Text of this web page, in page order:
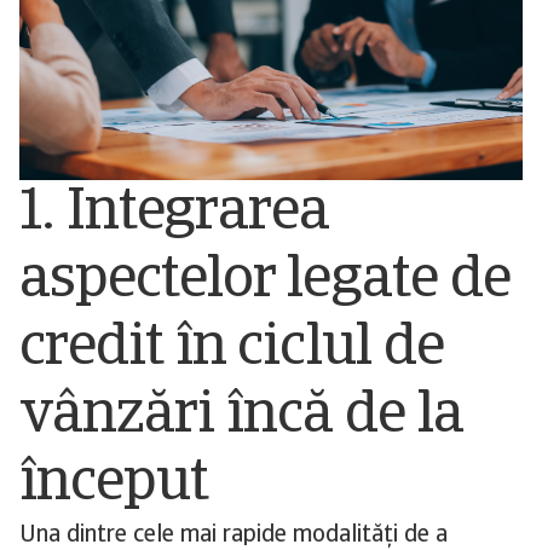
1. Integrarea
aspectelor legate de
credit în ciclul de
vânzări încă de la
început
Una dintre cele mai rapide modalități de a